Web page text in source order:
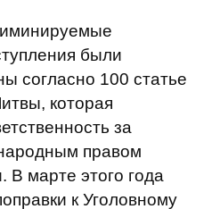
были
согласно 100 статье
которая
за
правом
марте этого года
к Уголовному